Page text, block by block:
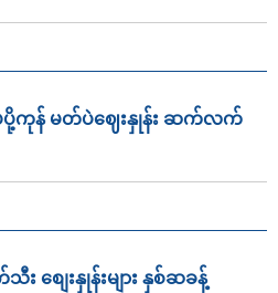
ကုန် မတ်ပဲဈေးနှုန်း ဆက်လက်
စျေးနှုန်းများ နှစ်ဆခန့်